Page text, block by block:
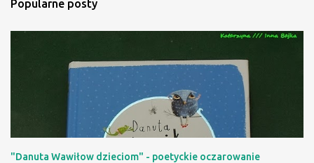
z
e
Popularne posty
"Danuta Wawiłow dzieciom" - poetyckie oczarowanie